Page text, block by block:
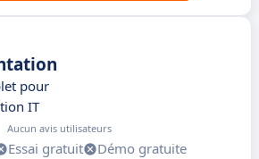
pour
IT
Aucun avis utilisateurs
Essai gratuit
Démo gratuite